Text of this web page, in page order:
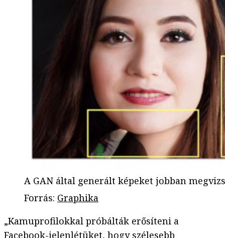
A GAN által generált képeket jobban
Forrás: Graphika
„Kamuprofilokkal próbálták erősíteni a
Facebook-jelenlétüket, hogy szélesebb